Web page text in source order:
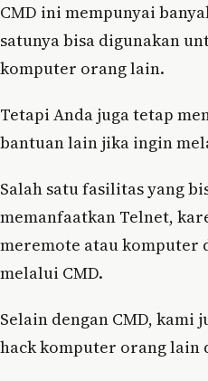
CMD ini mempunyai
satunya bisa digunakan
komputer orang lain.
Tetapi Anda juga tetap
bantuan lain jika ingin
Salah satu fasilitas yang
memanfaatkan Telnet,
meremote atau komputer
melalui CMD.
Selain dengan CMD, kami
hack komputer orang lain